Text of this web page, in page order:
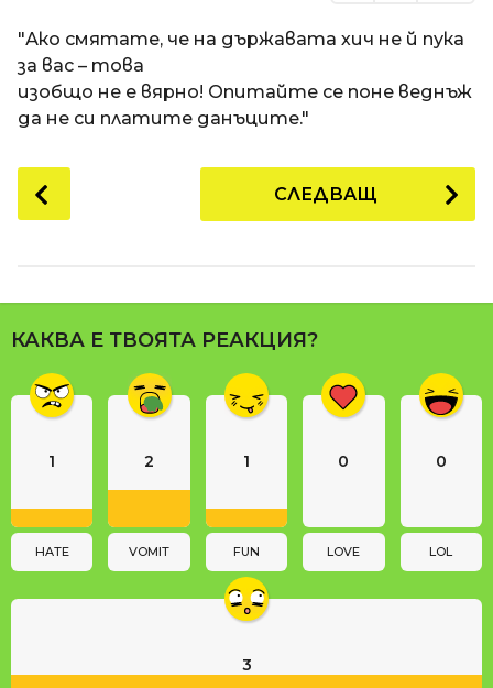
"Ако смятате, че на държавата хич не й пука
за вас – това
изобщо не е вярно! Опитайте се поне веднъж
да не си платите данъците."
o
P
a
g
n
o
СЛЕДВАЩ
КАКВА Е ТВОЯТА РЕАКЦИЯ?
1
HATE
2
VOMIT
1
FUN
0
LOVE
0
LOL
3